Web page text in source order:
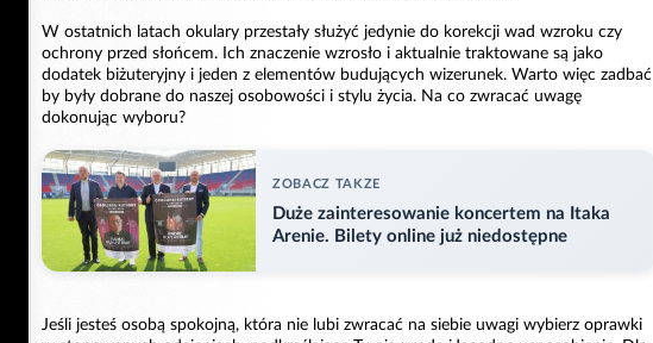
W ostatnich latach okulary przestały służyć jedynie do korekcji wad wzroku czy
ochrony przed słońcem. Ich znaczenie wzrosło i aktualnie traktowane są jako
dodatek biżuteryjny i jeden z elementów budujących wizerunek. Warto więc zadbać
by były dobrane do naszej osobowości i stylu życia. Na co zwracać uwagę
dokonując wyboru?
ZOBACZ TAKZE
Duże zainteresowanie koncertem na Itaka
Arenie. Bilety online już niedostępne
Jeśli jesteś osobą spokojną, która nie lubi zwracać na siebie uwagi wybierz oprawki